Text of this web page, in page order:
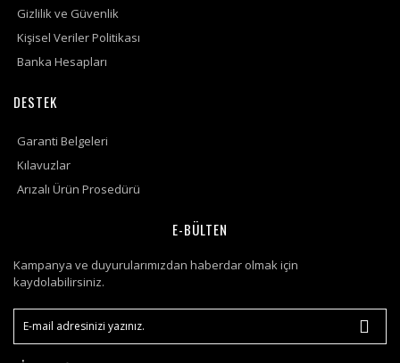
Gizlilik ve Güvenlik
Kişisel Veriler Politikası
Banka Hesapları
DESTEK
Garanti Belgeleri
Kılavuzlar
Arızalı Ürün Prosedürü
E-BÜLTEN
Kampanya ve duyurularımızdan haberdar olmak için
kaydolabilirsiniz.